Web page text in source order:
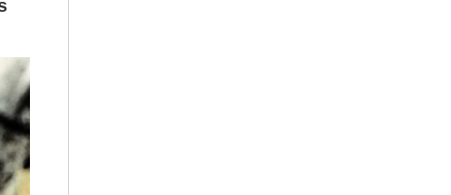
berada
rezeki dan